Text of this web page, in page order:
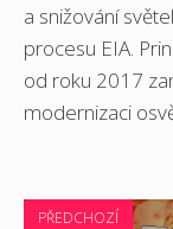
a snižování
procesu EIA.
od roku 2017
modernizaci
PŘEDCHOZÍ